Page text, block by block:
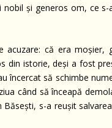
și generos om, ce
că era moşier,
din istorie, deşi a fost
încercat să schimbe
când să înceapă
s-a reuşit